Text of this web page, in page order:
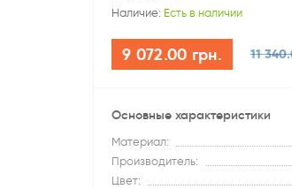
Наличие: Есть в наличии
9 072.00 грн. 11
Основные характеристики
Материал:
Производитель:
Цвет: